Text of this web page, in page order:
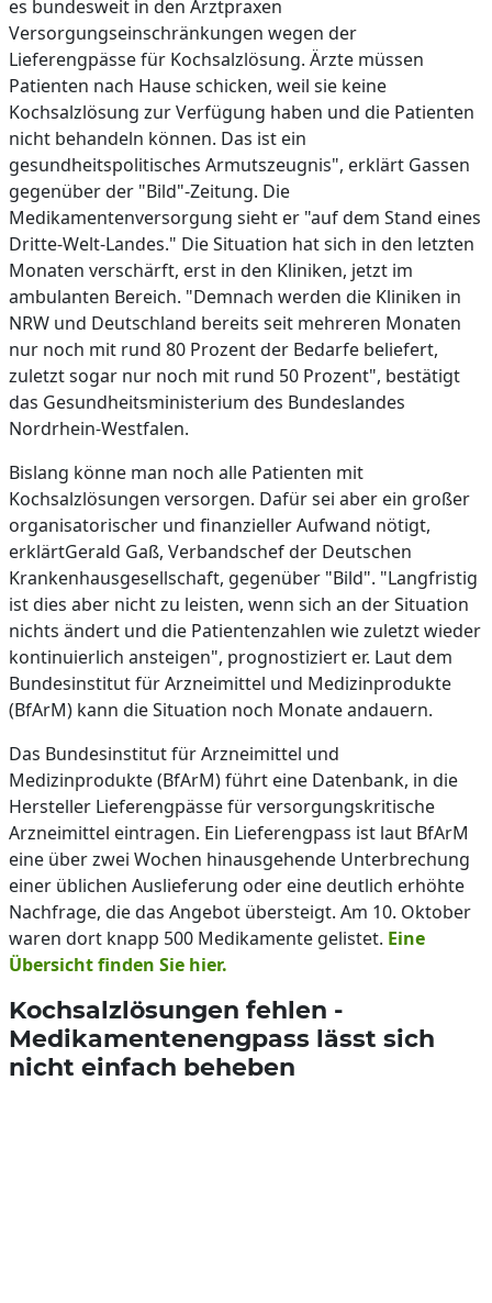
es bundesweit in den Arztpraxen
Versorgungseinschränkungen wegen der
Lieferengpässe für Kochsalzlösung. Ärzte müssen
Patienten nach Hause schicken, weil sie keine
Kochsalzlösung zur Verfügung haben und die Patienten
nicht behandeln können. Das ist ein
gesundheitspolitisches Armutszeugnis", erklärt Gassen
gegenüber der "Bild"-Zeitung. Die
Medikamentenversorgung sieht er "auf dem Stand eines
Dritte-Welt-Landes." Die Situation hat sich in den letzten
Monaten verschärft, erst in den Kliniken, jetzt im
ambulanten Bereich. "Demnach werden die Kliniken in
NRW und Deutschland bereits seit mehreren Monaten
nur noch mit rund 80 Prozent der Bedarfe beliefert,
zuletzt sogar nur noch mit rund 50 Prozent", bestätigt
das Gesundheitsministerium des Bundeslandes
Nordrhein-Westfalen.
Bislang könne man noch alle Patienten mit
Kochsalzlösungen versorgen. Dafür sei aber ein großer
organisatorischer und finanzieller Aufwand nötigt,
erklärtGerald Gaß, Verbandschef der Deutschen
Krankenhausgesellschaft, gegenüber "Bild". "Langfristig
ist dies aber nicht zu leisten, wenn sich an der Situation
nichts ändert und die Patientenzahlen wie zuletzt wieder
kontinuierlich ansteigen", prognostiziert er. Laut dem
Bundesinstitut für Arzneimittel und Medizinprodukte
(BfArM) kann die Situation noch Monate andauern.
Das Bundesinstitut für Arzneimittel und
Medizinprodukte (BfArM) führt eine Datenbank, in die
Hersteller Lieferengpässe für versorgungskritische
Arzneimittel eintragen. Ein Lieferengpass ist laut BfArM
eine über zwei Wochen hinausgehende Unterbrechung
einer üblichen Auslieferung oder eine deutlich erhöhte
Nachfrage, die das Angebot übersteigt. Am 10. Oktober
waren dort knapp 500 Medikamente gelistet. Eine
Übersicht finden Sie hier.
Kochsalzlösungen fehlen -
Medikamentenengpass lässt sich
nicht einfach beheben